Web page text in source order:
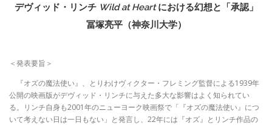
デヴィッド・リンチ Wild at Heartにおける幻想と「承認」
冨塚亮平（神奈川大学）
＜発表要旨＞
『オズの魔法使い』、とりわけヴィクター・フレミング監督による1939年
公開の映画版がデヴィッド・リンチに与えた多大な影響はよく知られてい
る。リンチ自身も2001年のニューヨーク映画祭で「『オズの魔法使い』につ
いて考えない日は一日もない」と発言し、22年には『オズ』とリンチ作品の